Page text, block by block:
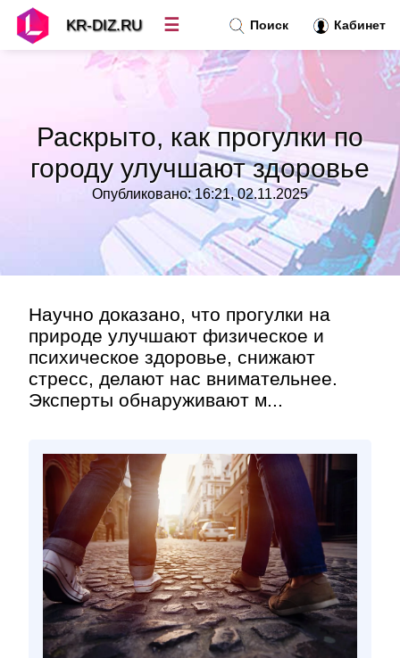
Раскрыто, как прогулки по
городу улучшают здоровье
Опубликовано: 16:21, 02.11.2025
Научно доказано, что прогулки на
природе улучшают физическое и
психическое здоровье, снижают
стресс, делают нас внимательнее.
Эксперты обнаруживают м...
Поиск Кабинет
KR-DIZ.RU ☰
Топ новостей»
»
»
Контакт»